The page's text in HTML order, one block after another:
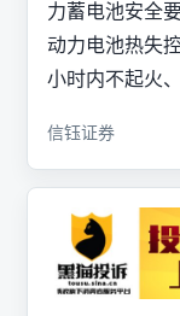
力蓄电池安全
动力电池热失
小时内不起火、
信钰证券